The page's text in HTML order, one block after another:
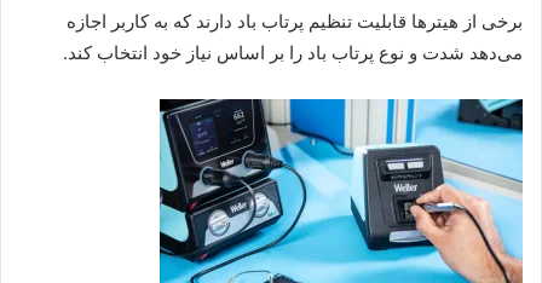
برخی از هیترها قابلیت تنظیم پرتاب باد دارند که به کاربر اجازه
می‌دهد شدت و نوع پرتاب باد را بر اساس نیاز خود انتخاب کند.